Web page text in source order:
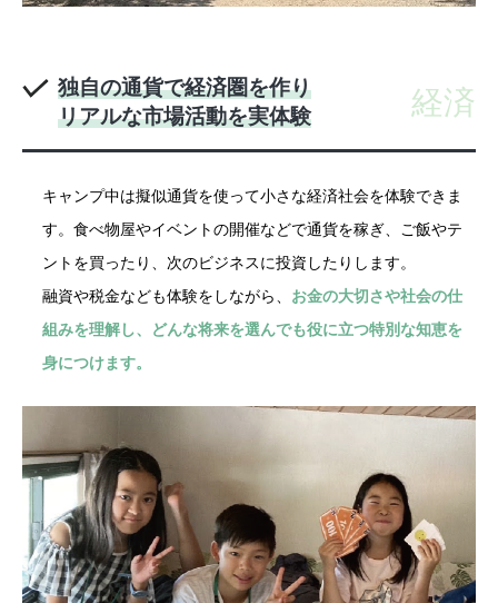
独自の通貨で経済圏を作り
リアルな市場活動を実体験
経済
キャンプ中は擬似通貨を使って小さな経済社会を体験できま
す。食べ物屋やイベントの開催などで通貨を稼ぎ、ご飯やテ
ントを買ったり、次のビジネスに投資したりします。
融資や税金なども体験をしながら、 お金の大切さや社会の仕
組みを理解し、どんな将来を選んでも役に立つ特別な知恵を
身につけます。